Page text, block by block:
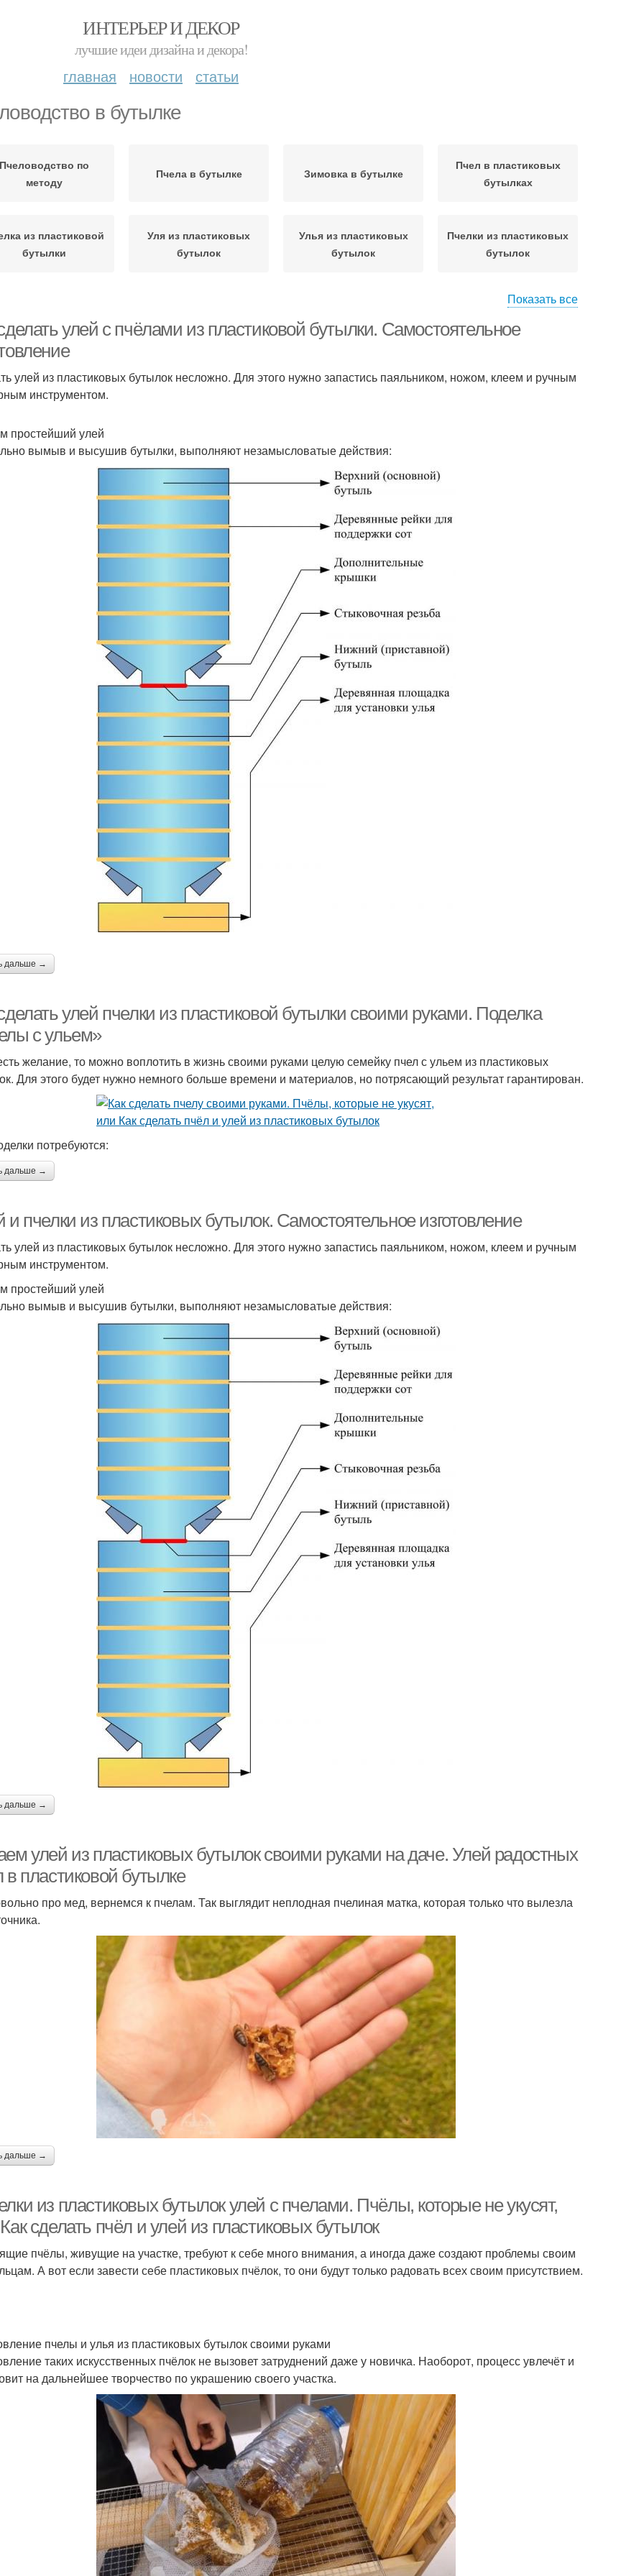
ИНТЕРЬЕР И ДЕКОР
лучшие идеи дизайна и декора!
главная новости статьи
в бутылке
Пчеловодство по
методу
Пчела в бутылке Зимовка в бутылке
Пчел в пластиковых
бутылках
из пластиковой
бутылки
Уля из пластиковых
бутылок
Улья из пластиковых
бутылок
Пчелки из пластиковых
бутылок
бутылки
бутылок
Пчелка из пластиковых
бутылок
Улья из бутылок Бутылки для сада
Пчела из пластиковой
Пчел с пластиковой
Уля из бутылки
Пчел в пластиковой
Поделки из
Показать все
улей с пчёлами из пластиковой бутылки. Самостоятельное
улей из пластиковых бутылок несложно. Для этого нужно запастись паяльником, ножом, клеем и ручным
инструментом.
простейший улей
вымыв и высушив бутылки, выполняют незамысловатые действия:
дальше →
улей пчелки из пластиковой бутылки своими руками. Поделка
с ульем»
желание, то можно воплотить в жизнь своими руками целую семейку пчел с ульем из пластиковых
Для этого будет нужно немного больше времени и материалов, но потрясающий результат гарантирован.
потребуются:
дальше →
и пчелки из пластиковых бутылок. Самостоятельное изготовление
улей из пластиковых бутылок несложно. Для этого нужно запастись паяльником, ножом, клеем и ручным
инструментом.
простейший улей
вымыв и высушив бутылки, выполняют незамысловатые действия:
дальше →
улей из пластиковых бутылок своими руками на даче. Улей радостных
в пластиковой бутылке
про мед, вернемся к пчелам. Так выглядит неплодная пчелиная матка, которая только что вылезла
дальше →
из пластиковых бутылок улей с пчелами. Пчёлы, которые не укусят,
сделать пчёл и улей из пластиковых бутылок
пчёлы, живущие на участке, требуют к себе много внимания, а иногда даже создают проблемы своим
А вот если завести себе пластиковых пчёлок, то они будут только радовать всех своим присутствием.
пчелы и улья из пластиковых бутылок своими руками
таких искусственных пчёлок не вызовет затруднений даже у новичка. Наоборот, процесс увлечёт и
на дальнейшее творчество по украшению своего участка.